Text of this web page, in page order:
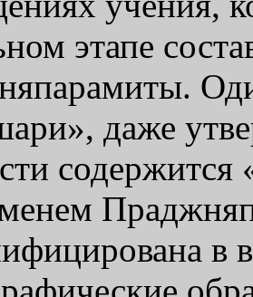
этапе
даже
содержится
в